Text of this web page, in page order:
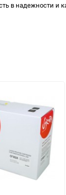
в надежности и